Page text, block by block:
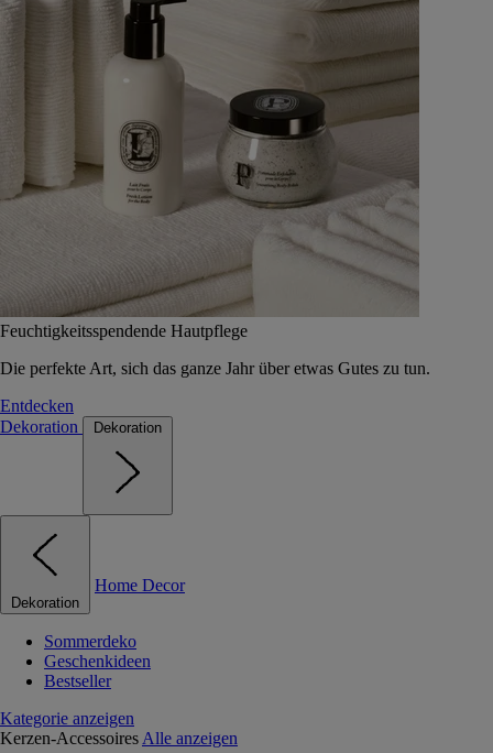
Feuchtigkeitsspendende Hautpflege
Die perfekte Art, sich das ganze Jahr über etwas Gutes zu tun.
Entdecken
Dekoration
Dekoration
Dekoration
Home Decor
Sommerdeko
Geschenkideen
Bestseller
Kategorie anzeigen
Kerzen-Accessoires Alle anzeigen